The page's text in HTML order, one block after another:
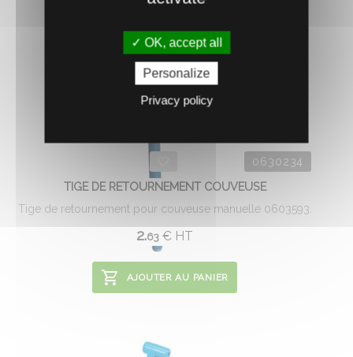
0630234
TIGE DE RETOURNEMENT COUVEUSE
Tige de retournement pour couveuse manuelle 0603593.
2.63 € HT
AJOUTER AU PANIER
OK, accept all
Personalize
Privacy policy